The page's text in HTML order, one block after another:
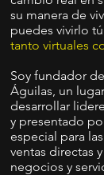
su manera de
puedes vivirlo
tanto virtuales
Soy fundador
Águilas, un
desarrollar
y presentado
especial para
ventas directas
negocios y